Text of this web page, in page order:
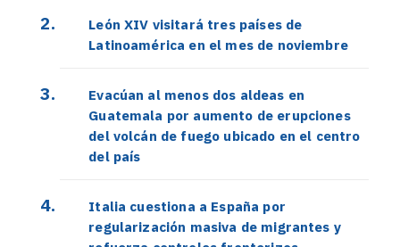
León XIV visitará tres países de
Latinoamérica en el mes de noviembre
Evacúan al menos dos aldeas en
Guatemala por aumento de erupciones
del volcán de fuego ubicado en el centro
del país
Italia cuestiona a España por
regularización masiva de migrantes y